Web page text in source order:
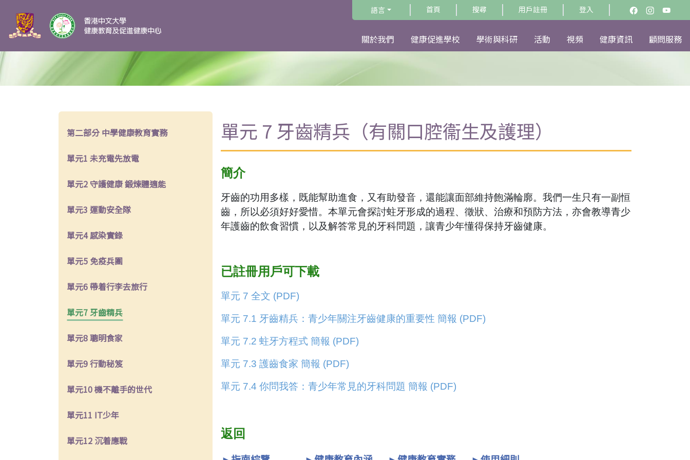
語言 首頁 搜尋 用戶註冊 登入
關於我們 健康促進學校 學術與科研 活動 視頻 健康資訊 顧問服務
第二部分 中學健康教育實務
單元1 未充電先放電
單元2 守護健康 鍛煉體適能
單元3 運動安全隊
單元4 感染實錄
單元5 免疫兵團
單元6 帶着行李去旅行
單元7 牙齒精兵
單元8 聰明食家
單元9 行動秘笈
單元10 機不離手的世代
單元11 IT少年
單元12 沉着應戰
單元 7 牙齒精兵（有關口腔衞生及護理）
簡介
牙齒的功用多樣，既能幫助進食，又有助發音，還能讓面部維持飽滿輪廓。我們一生只有一副恒
齒，所以必須好好愛惜。本單元會探討蛀牙形成的過程、徵狀、治療和預防方法，亦會教導青少
年護齒的飲食習慣，以及解答常見的牙科問題，讓青少年懂得保持牙齒健康。
已註冊用戶可下載
單元 7 全文 (PDF)
單元 7.1 牙齒精兵：青少年關注牙齒健康的重要性 簡報 (PDF)
單元 7.2 蛀牙方程式 簡報 (PDF)
單元 7.3 護齒食家 簡報 (PDF)
單元 7.4 你問我答：青少年常見的牙科問題 簡報 (PDF)
返回